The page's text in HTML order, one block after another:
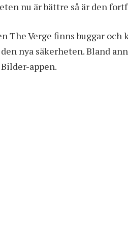
nu är bättre så är den
The Verge finns buggar
nya säkerheten. Bland
appen.